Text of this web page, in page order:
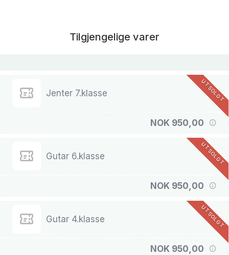
Tilgjengelige varer
Jenter 7.klasse
NOK 950,00
UTSOLGT
Gutar 6.klasse
NOK 950,00
UTSOLGT
Gutar 4.klasse
NOK 950,00
UTSOLGT